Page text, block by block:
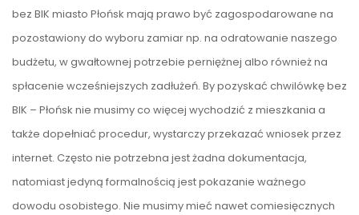
bez BIK miasto Płońsk mają prawo być zagospodarowane na
pozostawiony do wyboru zamiar np. na odratowanie naszego
budżetu, w gwałtownej potrzebie perniężnej albo również na
spłacenie wcześniejszych zadłużeń. By pozyskać chwilówkę bez
BIK – Płońsk nie musimy co więcej wychodzić z mieszkania a
także dopełniać procedur, wystarczy przekazać wniosek przez
internet. Często nie potrzebna jest żadna dokumentacja,
natomiast jedyną formalnością jest pokazanie ważnego
dowodu osobistego. Nie musimy mieć nawet comiesięcznych